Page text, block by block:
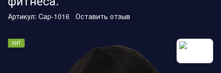
Артикул: Cap-1016 Оставить отзыв
ХИТ